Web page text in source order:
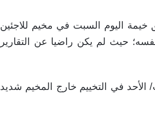
خيمة اليوم السبت في مخيم للاجئين
حيث لم يكن راضيا عن التقارير
ليلة السبت/ الأحد في التخييم خارج المخيم شديد